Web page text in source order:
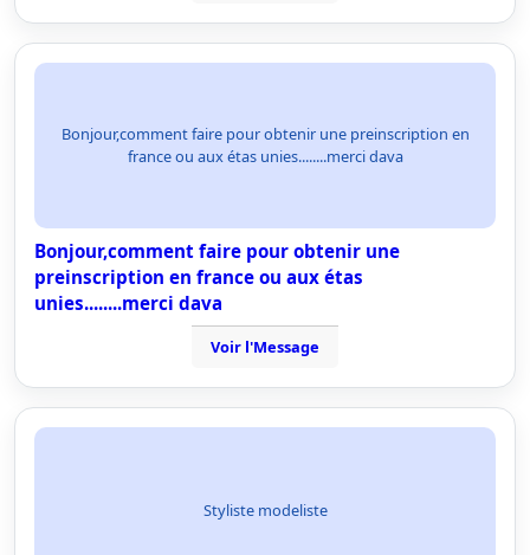
Bonjour,comment faire pour obtenir une preinscription en
france ou aux étas unies........merci dava
Bonjour,comment faire pour obtenir une
preinscription en france ou aux étas
unies........merci dava
Voir l'Message
Styliste modeliste